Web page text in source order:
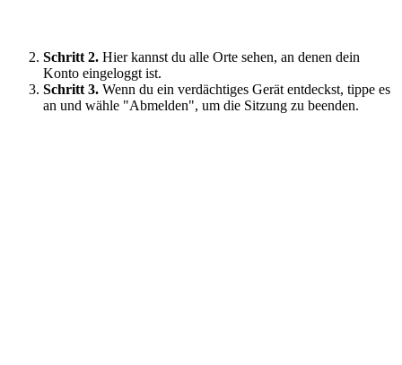
Schritt 2. Hier kannst du alle Orte sehen, an denen dein
Konto eingeloggt ist.
Schritt 3. Wenn du ein verdächtiges Gerät entdeckst, tippe es
an und wähle "Abmelden", um die Sitzung zu beenden.